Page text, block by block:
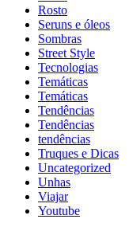
Rosto
Seruns e óleos
Sombras
Street Style
Tecnologias
Temáticas
Temáticas
Tendências
Tendências
tendências
Truques e Dicas
Uncategorized
Unhas
Viajar
Youtube